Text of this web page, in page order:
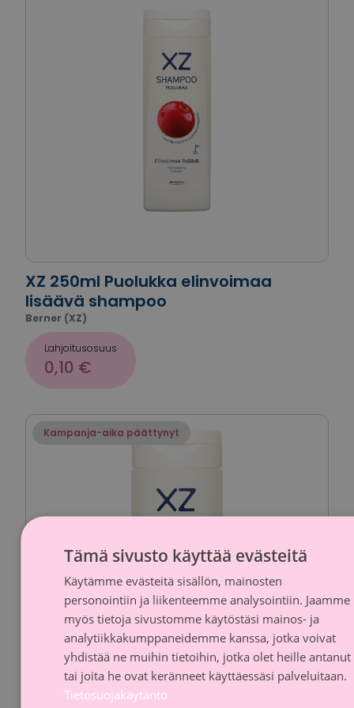
XZ 250ml Puolukka elinvoimaa
lisäävä shampoo
Berner (XZ)
Lahjoitusosuus
0,10 €
Kampanja-aika päättynyt
Tämä sivusto käyttää evästeitä
Käytämme evästeitä sisällön, mainosten
personointiin ja liikenteemme analysointiin. Jaamme
myös tietoja sivustomme käytöstäsi mainos- ja
analytiikkakumppaneidemme kanssa, jotka voivat
yhdistää ne muihin tietoihin, jotka olet heille antanut
tai joita he ovat keränneet käyttäessäsi palveluitaan.
Tietosuojakäytäntö